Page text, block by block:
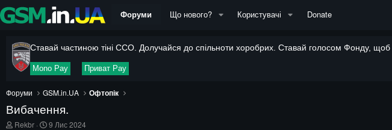
Форуми Що нового? Користувачі Donate
Ставай частиною тіні ССО. Долучайся до спільноти хоробрих. Ставай голосом Фонду,
Mono Pay Приват Pay
Форуми GSM.in.UA Офтопік
Вибачення.
А
Rekbr
Д
9 Лис 2024